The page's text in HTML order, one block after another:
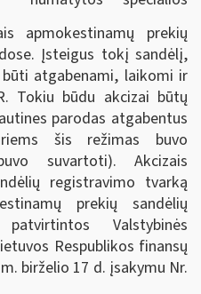
apmokestinamų prekių
Įsteigus tokį sandėlį,
atgabenami, laikomi ir
Tokiu būdu akcizai būtų
parodas atgabentus
šis režimas buvo
suvartoti). Akcizais
registravimo tvarką
prekių sandėlių
Valstybinės
Respublikos finansų
birželio 17 d. įsakymu Nr.